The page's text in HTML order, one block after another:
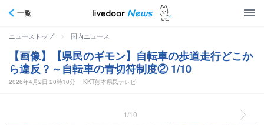
一覧
ニューストップ > 国内ニュース
【画像】【県民のギモン】自転車の歩道走行どこか
ら違反？～自転車の青切符制度② 1/10
2026年4月2日 20時10分 KKT熊本県民テレビ
1/10